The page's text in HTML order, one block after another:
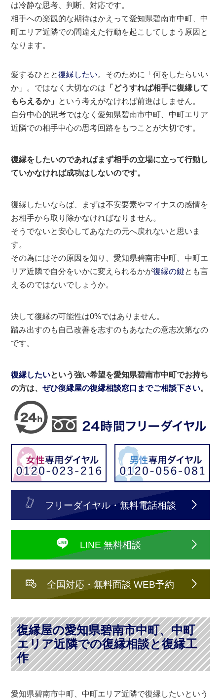
は冷静な思考、判断、対応です。
相手への楽観的な期待はかえって愛知県碧南市中町、中
町エリア近隣での間違えた行動を起こしてしまう原因と
なります。
愛するひとと復縁したい。そのために「何をしたらいい
か」。ではなく大切なのは 「どうすれば相手に復縁して
もらえるか」 という考えがなければ前進はしません。
自分中心的思考ではなく愛知県碧南市中町、中町エリア
近隣での相手中心の思考回路をもつことが大切です。
復縁をしたいのであればまず相手の立場に立って行動し
ていかなければ成功はしないのです。
復縁したいならば、まずは不安要素やマイナスの感情を
お相手から取り除かなければなりません。
そうでないと安心してあなたの元へ戻れないと思いま
す。
その為にはその原因を知り、愛知県碧南市中町、中町エ
リア近隣で自分をいかに変えられるかが復縁の鍵とも言
えるのではないでしょうか。
決して復縁の可能性は0%ではありません。
踏み出すのも自己改善を志すのもあなたの意志次第なの
です。
復縁したいという強い希望を愛知県碧南市中町でお持ち
の方は、ぜひ復縁屋の復縁相談窓口までご相談下さい。
フリーダイヤル・無料電話相談
LINE 無料相談
全国対応・無料面談 WEB予約
復縁屋の愛知県碧南市中町、中町
エリア近隣での復縁相談と復縁工
作
愛知県碧南市中町、中町エリア近隣で復縁したいという